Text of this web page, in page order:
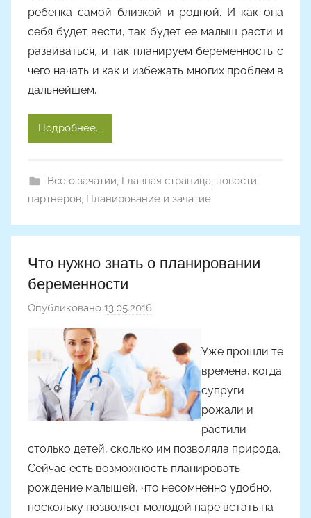
ребенка самой близкой и родной. И как она
себя будет вести, так будет ее малыш расти и
развиваться, и так планируем беременность с
чего начать и как и избежать многих проблем в
дальнейшем.
Подробнее...
Все о зачатии Главная страница новости
партнеров Планирование и зачатие
Что нужно знать о планировании
беременности
Опубликовано 13.05.2016
р
о
м
a
n
i
n
Уже прошли те
времена, когда
супруги
рожали и
растили
столько детей, сколько им позволяла природа.
Сейчас есть возможность планировать
рождение малышей, что несомненно удобно,
поскольку позволяет молодой паре встать на